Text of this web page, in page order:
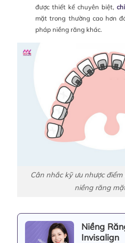
được thiết kế chuyên biệt,
mặt trong thường cao hơn
pháp niềng răng khác.
Cân nhắc kỹ ưu nhược
niềng răng
Niềng
Invisalign